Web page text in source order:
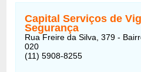
Capital Serviços de
Segurança
Rua Freire da Silva, 379 -
020
(11) 5908-8255